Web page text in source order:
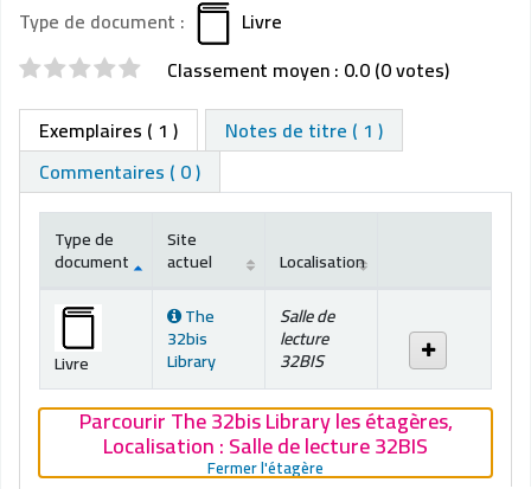
Type de document :
Livre
Evaluations
Classement moyen : 0.0 (0 votes)
Exemplaires ( 1 )
Notes de titre ( 1 )
Commentaires ( 0 )
Exemplaires
Type de
document
Site
actuel Localisation
Livre
The
32bis
Library
Salle de
lecture
32BIS
Parcourir The 32bis Library les étagères,
Localisation :Salle de lecture 32BIS
Fermer l'étagère (Fermer la navigation sur